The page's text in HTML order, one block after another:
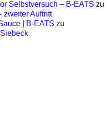
Selbstversuch – B-EATS zu
zweiter Auftritt
| B-EATS zu